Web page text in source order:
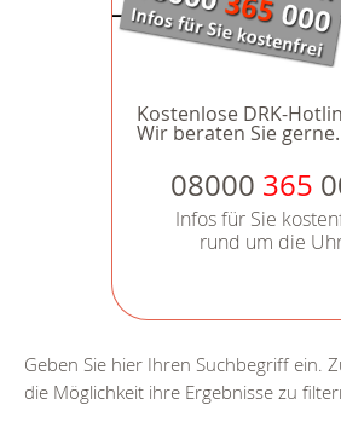
Kostenlose DRK-
Wir beraten Sie gerne.
08000 365
Infos für Sie
rund um die
Geben Sie hier Ihren Suchbegriff ein.
die Möglichkeit ihre Ergebnisse zu